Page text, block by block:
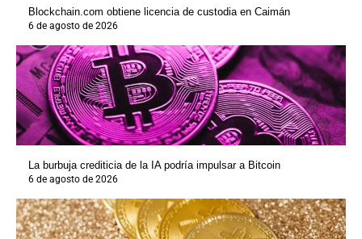
Blockchain.com obtiene licencia de custodia en Caimán
6 de agosto de 2026
La burbuja crediticia de la IA podría impulsar a Bitcoin
6 de agosto de 2026